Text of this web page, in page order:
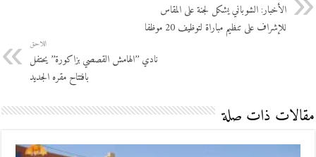
الأخبار: الشوباني يشكل لجنة على المقاس
للإشراف على تنظيم مباراة لتوظيف 20 موظفا
اللاحق
نادي ’’الهامش القصصي بزاكورة’’ يحتفل
بافتتاح مقره الجديد
مقالات ذات صلة